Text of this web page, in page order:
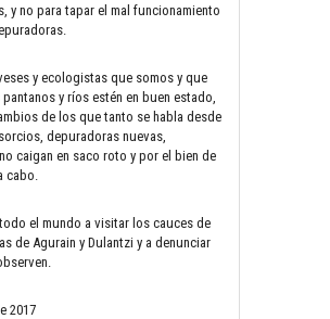
y no para tapar el mal funcionamiento
y ecologistas que somos y que
y ríos estén en buen estado,
de los que tanto se habla desde
depuradoras nuevas,
caigan en saco roto y por el bien de
cabo.
el mundo a visitar los cauces de
de Agurain y Dulantzi y a denunciar
2017